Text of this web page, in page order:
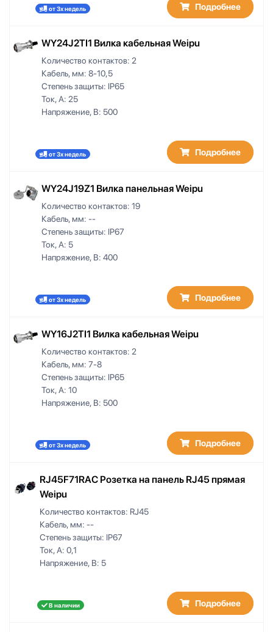
18-20
22,5-24,5
22-30
23,5
24,5-26
25
500
600
1000
1500
2000
AD15.8
PG7/AD10
PG 11/AD 15.8
PG11/AD15.8
PG 16/AD 21.2
PG16/AD21.2
PG 29/AD 34.5
PG 36/AD 42.5
PG36/AD42.5
от 3х недель Подробнее
WY24J2TI1 Вилка кабельная Weipu
Количество контактов: 2
Кабель, мм: 8-10,5
Степень защиты: IP65
Ток, А: 25
Напряжение, В: 500
от 3х недель Подробнее
WY24J19Z1 Вилка панельная Weipu
Количество контактов: 19
Кабель, мм: --
Степень защиты: IP67
Ток, А: 5
Напряжение, В: 400
от 3х недель Подробнее
WY16J2TI1 Вилка кабельная Weipu
Количество контактов: 2
Кабель, мм: 7-8
Степень защиты: IP65
Ток, А: 10
Напряжение, В: 500
от 3х недель Подробнее
RJ45F71RAC Розетка на панель RJ45 прямая
Weipu
Количество контактов: RJ45
Кабель, мм: --
Степень защиты: IP67
Ток, А: 0,1
Напряжение, В: 5
В наличии Подробнее